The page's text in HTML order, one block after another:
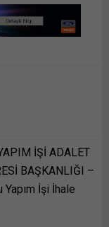
İŞİ ADALET
BAŞKANLIĞI –
İşi İhale